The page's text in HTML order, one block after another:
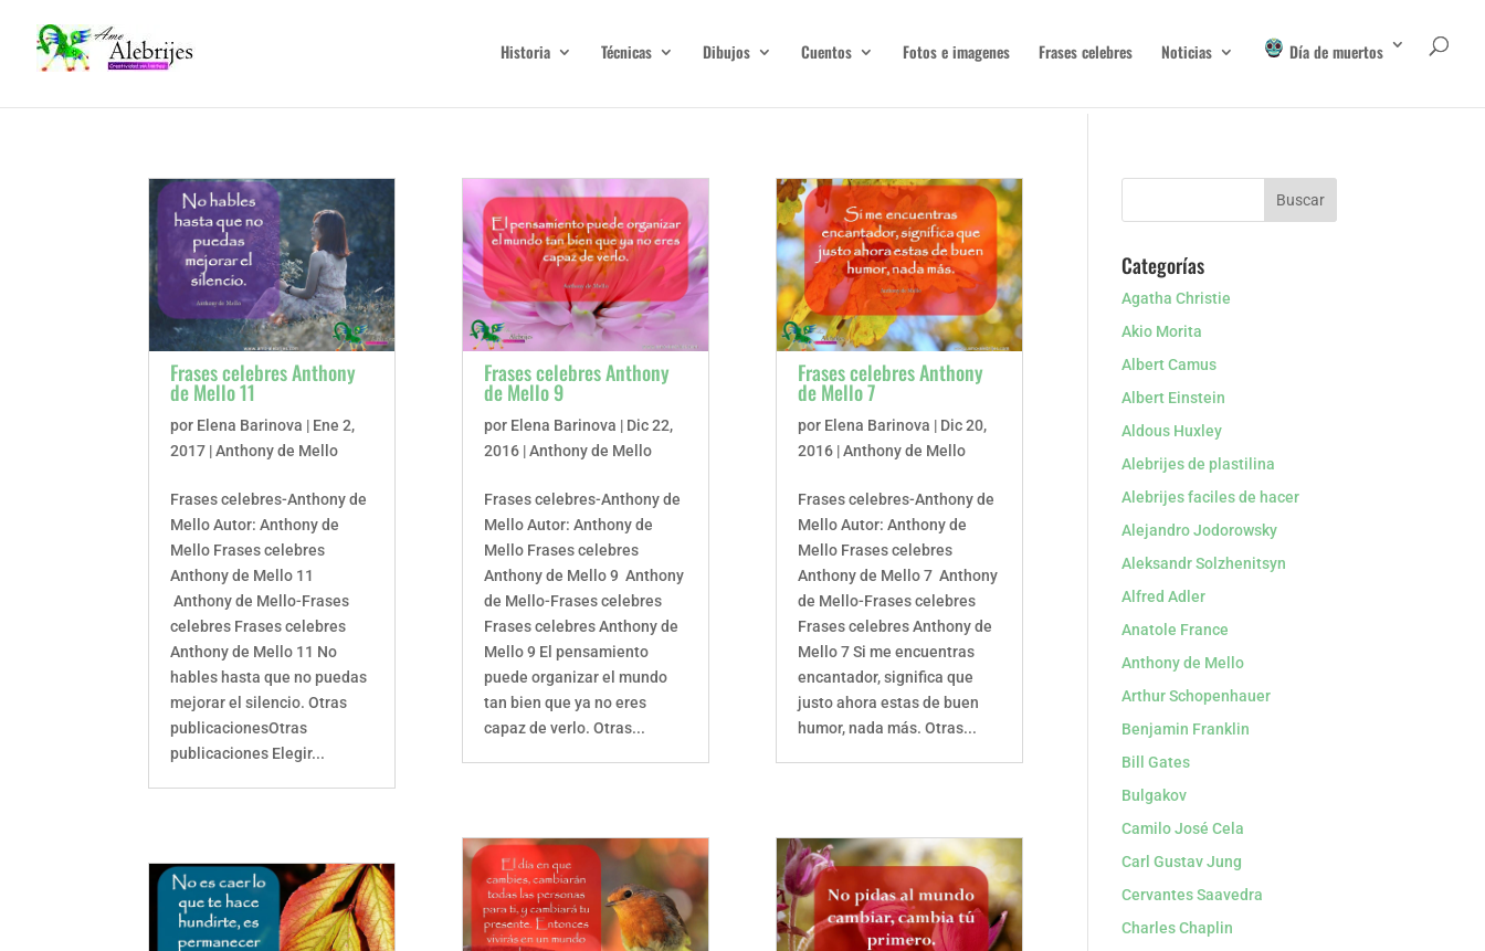
Historia Técnicas Dibujos Cuentos Fotos e imagenes Frases celebres Noticias Día de muertos
Frases celebres Anthony
de Mello 11
por Elena Barinova | Ene 2,
2017 |Anthony de Mello
Frases celebres-Anthony de
Mello Autor: Anthony de
Mello Frases celebres
Anthony de Mello 11
Anthony de Mello-Frases
celebres Frases celebres
Anthony de Mello 11 No
hables hasta que no puedas
mejorar el silencio. Otras
publicacionesOtras
publicaciones Elegir...
Frases celebres Anthony
de Mello 9
por Elena Barinova | Dic 22,
2016 |Anthony de Mello
Frases celebres-Anthony de
Mello Autor: Anthony de
Mello Frases celebres
Anthony de Mello 9 Anthony
de Mello-Frases celebres
Frases celebres Anthony de
Mello 9 El pensamiento
puede organizar el mundo
tan bien que ya no eres
capaz de verlo. Otras...
Frases celebres Anthony
de Mello 7
por Elena Barinova | Dic 20,
2016 |Anthony de Mello
Frases celebres-Anthony de
Mello Autor: Anthony de
Mello Frases celebres
Anthony de Mello 7 Anthony
de Mello-Frases celebres
Frases celebres Anthony de
Mello 7 Si me encuentras
encantador, significa que
justo ahora estas de buen
humor, nada más. Otras...
Categorías
Agatha Christie
Akio Morita
Albert Camus
Albert Einstein
Aldous Huxley
Alebrijes de plastilina
Alebrijes faciles de hacer
Alejandro Jodorowsky
Aleksandr Solzhenitsyn
Alfred Adler
Anatole France
Anthony de Mello
Arthur Schopenhauer
Benjamin Franklin
Bill Gates
Bulgakov
Camilo José Cela
Carl Gustav Jung
Cervantes Saavedra
Charles Chaplin